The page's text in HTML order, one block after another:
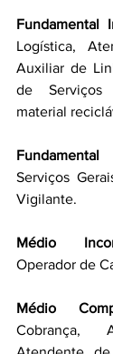
Fundamental
Logística,
Auxiliar de
de Serviços
material
Serviços
Vigilante.
Médio
Operador de
Médio
Cobrança,